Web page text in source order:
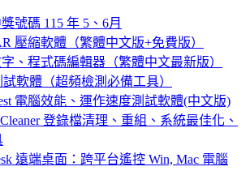
號碼 115 年 5、6月
壓縮軟體（繁體中文版+免費版）
、程式碼編輯器（繁體中文最新版）
軟體（超頻檢測必備工具）
電腦效能、運作速度測試軟體(中文版)
Cleaner 登錄檔清理、重組、系統最佳化、
遠端桌面：跨平台遙控 Win, Mac 電腦